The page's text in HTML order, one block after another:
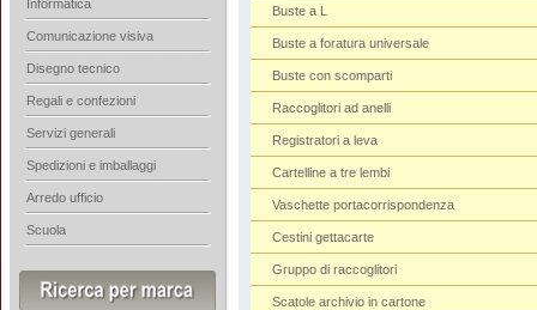
Buste a L
Buste a foratura universale
Buste con scomparti
Raccoglitori ad anelli
Registratori a leva
Cartelline a tre lembi
Vaschette portacorrispondenza
Cestini gettacarte
Gruppo di raccoglitori
Scatole archivio in cartone
Informatica
Comunicazione visiva
Disegno tecnico
Regali e confezioni
Servizi generali
Spedizioni e imballaggi
Arredo ufficio
Scuola